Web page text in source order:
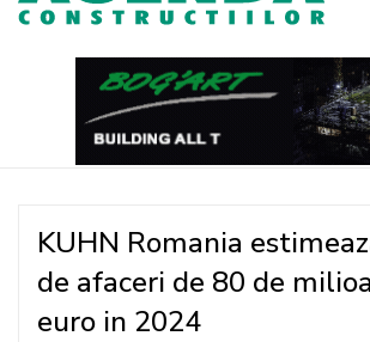
KUHN Romania
de afaceri de 80 de
euro in 2024